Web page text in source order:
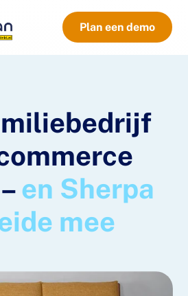
Plan een demo
en Sherpa
mee